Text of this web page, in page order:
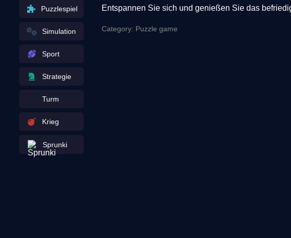
Puzzlespiel
Simulation
Sport
Strategie
Turm
Krieg
Sprunki
Entspannen Sie sich und genießen Sie das
Category: Puzzle game